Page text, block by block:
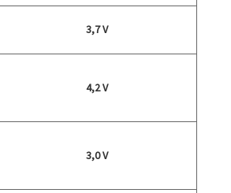
3,7 V
4,2 V
3,0 V